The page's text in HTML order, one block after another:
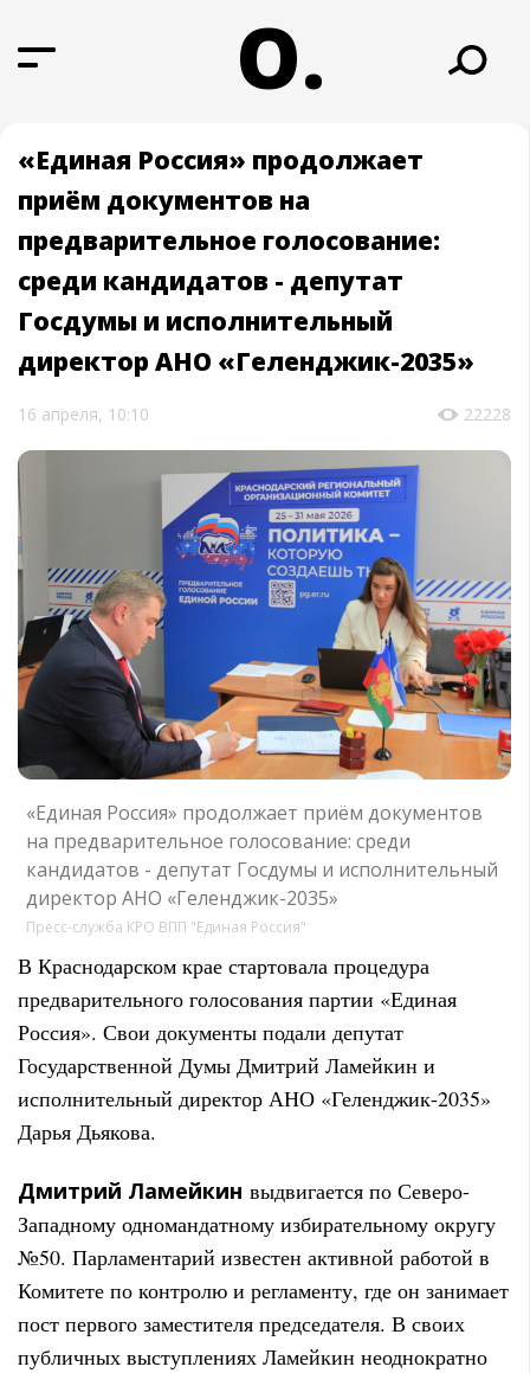
О.
«Единая Россия» продолжает
приём документов на
предварительное голосование:
среди кандидатов - депутат
Госдумы и исполнительный
директор АНО «Геленджик-2035»
16 апреля, 10:10 22228
«Единая Россия» продолжает приём документов
на предварительное голосование: среди
кандидатов - депутат Госдумы и исполнительный
директор АНО «Геленджик-2035»
Пресс-служба КРО ВПП "Единая Россия"
В Краснодарском крае стартовала процедура
предварительного голосования партии «Единая
Россия». Свои документы подали депутат
Государственной Думы Дмитрий Ламейкин и
исполнительный директор АНО «Геленджик-2035»
Дарья Дьякова.
Дмитрий Ламейкин выдвигается по Северо-
Западному одномандатному избирательному округу
№50. Парламентарий известен активной работой в
Комитете по контролю и регламенту, где он занимает
пост первого заместителя председателя. В своих
публичных выступлениях Ламейкин неоднократно